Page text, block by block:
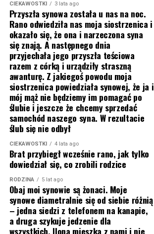
CIEKAWOSTKI 3 lata ago
Przyszła synowa została u nas na noc.
Rano odwiedziła nas moja siostrzenica i
okazało się, że ona i narzeczona syna
się znają. A następnego dnia
przyjechała jego przyszła teściowa
razem z córką i urządziły straszną
awanturę. Z jakiegoś powodu moja
siostrzenica powiedziała synowej, że ja i
mój mąż nie będziemy im pomagać po
ślubie i jeszcze że chcemy sprzedać
samochód naszego syna. W rezultacie
ślub się nie odbył
CIEKAWOSTKI 4 lata ago
Brat przybiegł wcześnie rano, jak tylko
dowiedział się, co zrobili rodzice
RODZINA 5 lat ago
Obaj moi synowie są żonaci. Moje
synowe diametralnie się od siebie różnią
– jedna siedzi z telefonem na kanapie,
a druga szykuje jedzenie dla
wszystkich. Ilona mieszka z nami i nie